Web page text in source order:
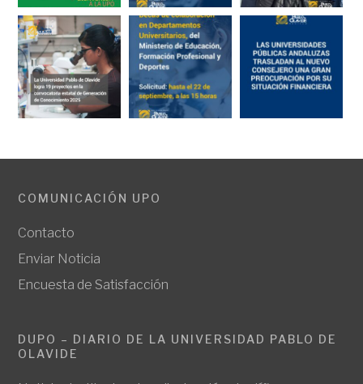
COMUNICACIÓN UPO
Contacto
Enviar Noticia
Encuesta de Satisfacción
DUPO – DIARIO DE LA UNIVERSIDAD PABLO DE
OLAVIDE